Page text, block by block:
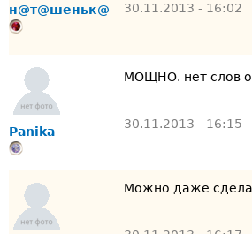
н@т@шеньк@ 30.11.2013 - 16:02
Panika
МОЩНО. нет слов
30.11.2013 - 16:15
Можно даже